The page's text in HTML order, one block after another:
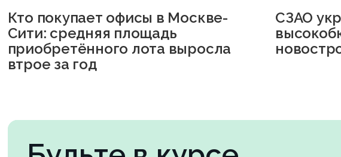
Кто покупает офисы в Москве-
Сити: средняя площадь
приобретённого лота выросла
втрое за год
СЗАО